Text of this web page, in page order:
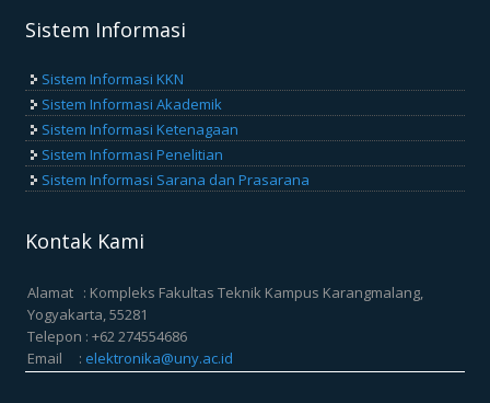
Sistem Informasi
Sistem Informasi KKN
Sistem Informasi Akademik
Sistem Informasi Ketenagaan
Sistem Informasi Penelitian
Sistem Informasi Sarana dan Prasarana
Kontak Kami
Alamat : Kompleks Fakultas Teknik Kampus Karangmalang,
Yogyakarta, 55281
Telepon : +62 274554686
Email : elektronika@uny.ac.id